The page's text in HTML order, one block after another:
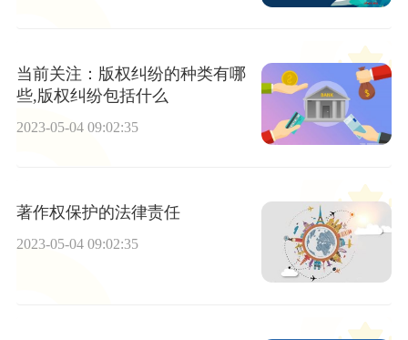
当前关注：版权纠纷的种类有哪
些,版权纠纷包括什么
2023-05-04 09:02:35
著作权保护的法律责任
2023-05-04 09:02:35